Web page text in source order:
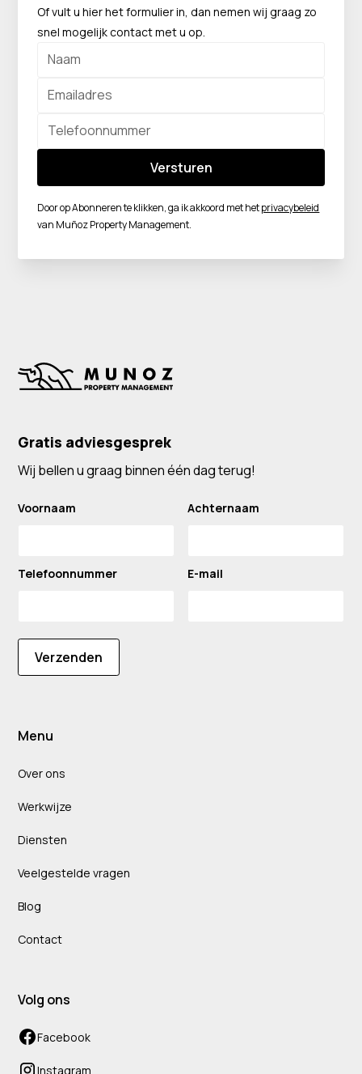
Of vult u hier het formulier in, dan nemen wij graag zo
snel mogelijk contact met u op.
Door op Abonneren te klikken, ga ik akkoord met hetprivacybeleid
van Muñoz Property Management.
Gratis adviesgesprek
Wij bellen u graag binnen één dag terug!
Voornaam Achternaam
Telefoonnummer E-mail
Verzenden
Menu
Over ons
Werkwijze
Diensten
Veelgestelde vragen
Blog
Contact
Volg ons
Facebook
Instagram